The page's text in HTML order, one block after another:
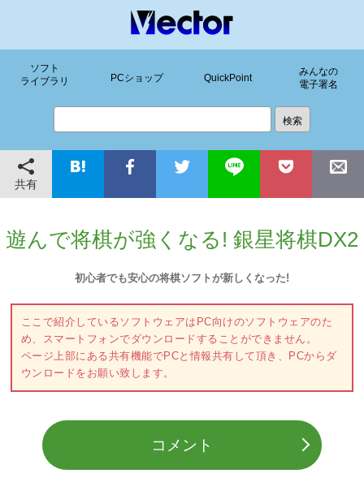
ソフト
ライブラリ
PCショップ QuickPoint
みんなの
電子署名
共有
遊んで将棋が強くなる! 銀星将棋DX2
初心者でも安心の将棋ソフトが新しくなった!
ここで紹介しているソフトウェアはPC向けのソフトウェアのた
め、スマートフォンでダウンロードすることができません。
ページ上部にある共有機能でPCと情報共有して頂き、PCからダ
ウンロードをお願い致します。
コメント